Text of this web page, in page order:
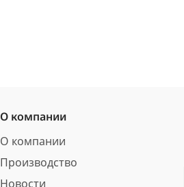
О компании
О компании
Производство
Новости